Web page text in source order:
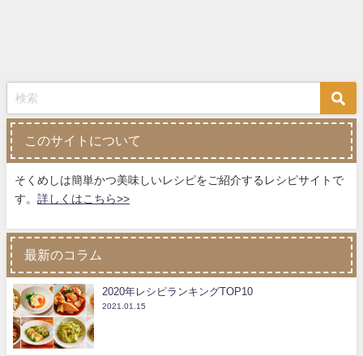
このサイトについて
そくめしは簡単かつ美味しいレシピをご紹介するレシピサイトで
す。 詳しくはこちら>>
最新のコラム
2020年レシピランキングTOP10
2021.01.15